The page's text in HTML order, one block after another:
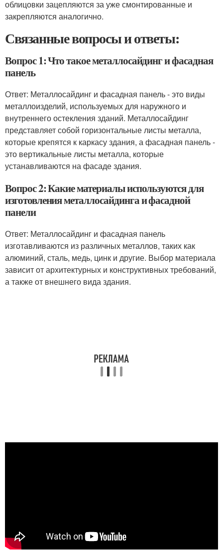
облицовки зацепляются за уже смонтированные и
закрепляются аналогично.
Связанные вопросы и ответы:
Вопрос 1: Что такое металлосайдинг и фасадная
панель
Ответ: Металлосайдинг и фасадная панель - это виды
металлоизделий, используемых для наружного и
внутреннего остекления зданий. Металлосайдинг
представляет собой горизонтальные листы металла,
которые крепятся к каркасу здания, а фасадная панель -
это вертикальные листы металла, которые
устанавливаются на фасаде здания.
Вопрос 2: Какие материалы используются для
изготовления металлосайдинга и фасадной
панели
Ответ: Металлосайдинг и фасадная панель
изготавливаются из различных металлов, таких как
алюминий, сталь, медь, цинк и другие. Выбор материала
зависит от архитектурных и конструктивных требований,
а также от внешнего вида здания.